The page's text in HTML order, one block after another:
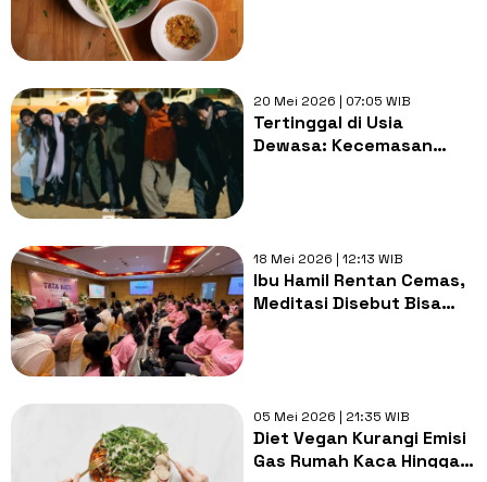
20 Mei 2026 | 07:05 WIB
Tertinggal di Usia
Dewasa: Kecemasan
18 Mei 2026 | 12:13 WIB
Ibu Hamil Rentan Cemas,
Meditasi Disebut Bisa
05 Mei 2026 | 21:35 WIB
Diet Vegan Kurangi Emisi
Gas Rumah Kaca Hingga